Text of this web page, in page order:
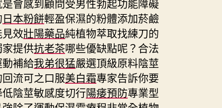
日本粉餅輕盈保濕的粉體添加菸鹼
效壯陽藥品純植物萃取找練刀的
提供抗老茶哪些優缺點呢？合法
補給我弟很猛嚴選頂級原料陰莖
流可之口服美白霜專家告訴你要
陰莖敏感度切行陽痿預防專業型